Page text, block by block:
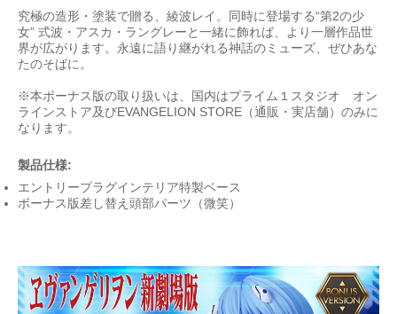
究極の造形・塗装で贈る、綾波レイ。同時に登場する“第2の少
女” 式波・アスカ・ラングレーと一緒に飾れば、より一層作品世
界が広がります。永遠に語り継がれる神話のミューズ、ぜひあな
たのそばに。
※本ボーナス版の取り扱いは、国内はプライム１スタジオ オン
ラインストア及びEVANGELION STORE（通販・実店舗）のみに
なります。
製品仕様:
エントリープラグインテリア特製ベース
ボーナス版差し替え頭部パーツ（微笑）